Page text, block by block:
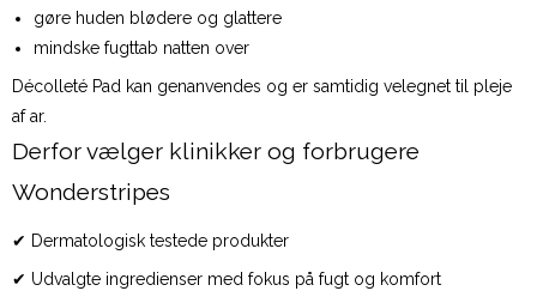
gøre huden blødere og glattere
mindske fugttab natten over
Décolleté Pad kan genanvendes og er samtidig velegnet til pleje
af ar.
Derfor vælger klinikker og forbrugere
Wonderstripes
✔ Dermatologisk testede produkter
✔ Udvalgte ingredienser med fokus på fugt og komfort